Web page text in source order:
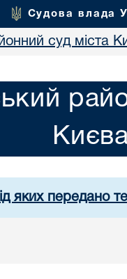
Судова влада
суд міста
яких передано